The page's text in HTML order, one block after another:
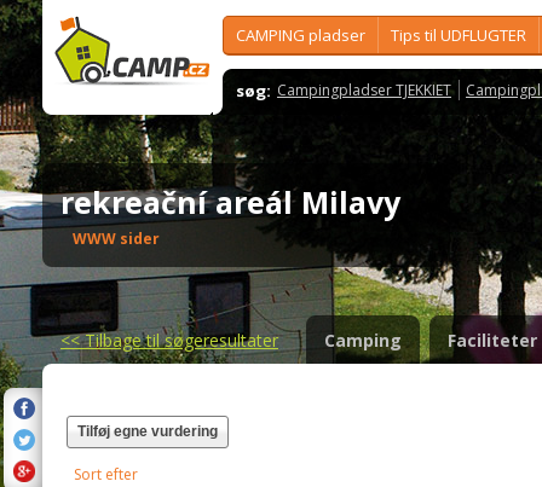
CAMPING pladser Tips til UDFLUGTER
søg: Campingpladser TJEKKIET
rekreační areál Milavy
WWW sider
<<Tilbage til søgeresultater Camping Faciliteter
Tilføj egne vurdering
Sort efter